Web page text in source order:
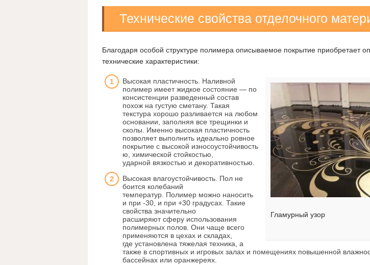
Технические свойства отделочного
Благодаря особой структуре полимера описываемое покрытие приобретает
технические характеристики:
Гламурный узор
Высокая пластичность. Наливной
полимер имеет жидкое состояние — по
консистенции разведенный состав
похож на густую сметану. Такая
текстура хорошо разливается на любом
основании, заполняя все трещинки и
сколы. Именно высокая пластичность
позволяет выполнить идеально ровное
покрытие с высокой износоустойчивость
ю, химической стойкостью,
ударной вязкостью и декоративностью.
Высокая влагоустойчивость. Пол не
боится колебаний
температур. Полимер можно наносить
и при -30, и при +30 градусах. Такие
свойства значительно
расширяют сферу использования
полимерных полов. Они чаще всего
применяются в цехах и складах,
где установлена тяжелая техника, а
также в спортивных и игровых залах и помещениях повышенной
бассейнах или оранжереях.